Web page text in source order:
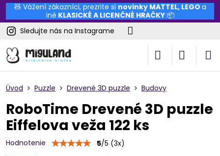
🧸 Vážení zákazníci, prezrite si novinky MATTEL, LEGO a
iné KLASICKÉ A LICENČNÉ HRAČKY📦
Sledujte nás na Instagrame
Úvod Puzzle Drevené 3D puzzle Budovy
RoboTime Drevené 3D puzzle
Eiffelova veža 122 ks
Hodnotenie 5/5 (3x)